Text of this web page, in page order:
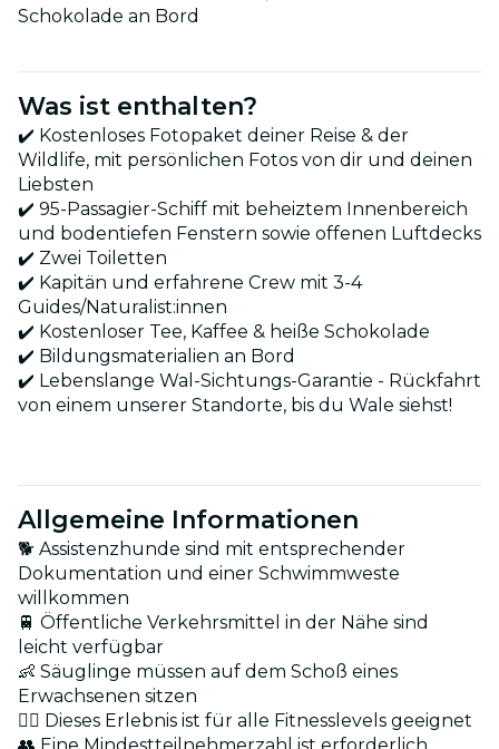
Schokolade an Bord
Was ist enthalten?
✔️ Kostenloses Fotopaket deiner Reise & der
Wildlife, mit persönlichen Fotos von dir und deinen
Liebsten
✔️ 95-Passagier-Schiff mit beheiztem Innenbereich
und bodentiefen Fenstern sowie offenen Luftdecks
✔️ Zwei Toiletten
✔️ Kapitän und erfahrene Crew mit 3-4
Guides/Naturalist:innen
✔️ Kostenloser Tee, Kaffee & heiße Schokolade
✔️ Bildungsmaterialien an Bord
✔️ Lebenslange Wal-Sichtungs-Garantie - Rückfahrt
von einem unserer Standorte, bis du Wale siehst!
Allgemeine Informationen
🐕 Assistenzhunde sind mit entsprechender
Dokumentation und einer Schwimmweste
willkommen
🚆 Öffentliche Verkehrsmittel in der Nähe sind
leicht verfügbar
👶 Säuglinge müssen auf dem Schoß eines
Erwachsenen sitzen
🏋️‍♂️ Dieses Erlebnis ist für alle Fitnesslevels geeignet
👥 Eine Mindestteilnehmerzahl ist erforderlich.